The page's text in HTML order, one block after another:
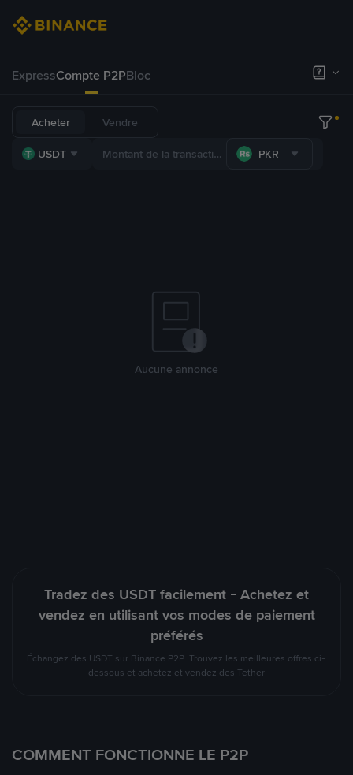
ExpressCompte P2PBloc
Acheter Vendre
USDT PKR
Aucune annonce
Tradez des USDT facilement - Achetez et
vendez en utilisant vos modes de paiement
préférés
Échangez des USDT sur Binance P2P. Trouvez les meilleures offres ci-
dessous et achetez et vendez des Tether
COMMENT FONCTIONNE LE P2P